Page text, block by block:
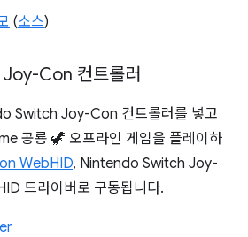
(소스)
Con 컨트롤러
Switch Joy-Con 컨트롤러를 넣고
공룡 🦖 오프라인 게임을 플레이하
WebHID, Nintendo Switch Joy-
드라이버로 구동됩니다.